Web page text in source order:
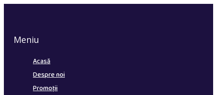
Meniu
Acasă
Despre noi
Promoții